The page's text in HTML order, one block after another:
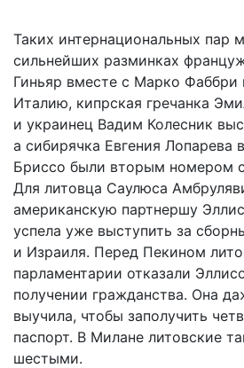
Таких интернациональных пар
сильнейших разминках
Гиньяр вместе с Марко Фаббри
Италию, кипрская гречанка
и украинец Вадим Колесник
а сибирячка Евгения
Бриссо были вторым номером
Для литовца Саулюса
американскую партнершу
успела уже выступить за
и Израиля. Перед Пекином
парламентарии отказали
получении гражданства. Она
выучила, чтобы заполучить
паспорт. В Милане литовские
шестыми.